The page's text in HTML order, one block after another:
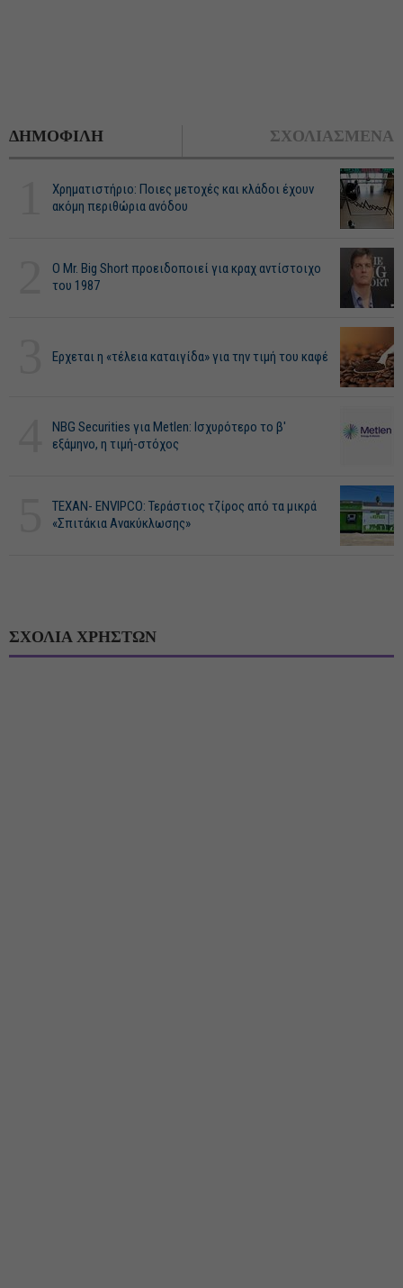
ΔΗΜΟΦΙΛΗ ΣΧΟΛΙΑΣΜΕΝΑ
Χρηματιστήριο: Ποιες μετοχές και κλάδοι έχουν
ακόμη περιθώρια ανόδου
O Mr. Big Short προειδοποιεί για κραχ αντίστοιχο
του 1987
Ερχεται η «τέλεια καταιγίδα» για την τιμή του καφέ
NBG Securities για Metlen: Ισχυρότερο το β'
εξάμηνο, η τιμή-στόχος
ΤΕΧΑΝ- ENVIPCO: Τεράστιος τζίρος από τα μικρά
«Σπιτάκια Ανακύκλωσης»
ΣΧΟΛΙΑ ΧΡΗΣΤΩΝ